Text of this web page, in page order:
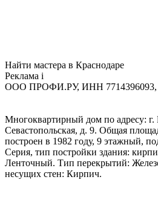
Найти мастера в Краснодаре
Реклама i
ООО ПРОФИ.РУ, ИНН 7714396093,
Многоквартирный дом по адресу: г.
Севастопольская, д. 9. Общая
построен в 1982 году, 9 этажный,
Серия, тип постройки здания:
Ленточный. Тип перекрытий:
несущих стен: Кирпич.